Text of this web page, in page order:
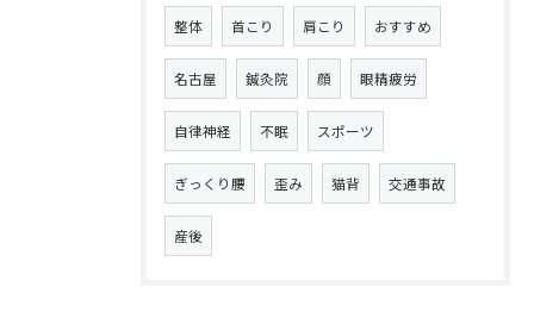
整体 首こり 肩こり おすすめ
名古屋 鍼灸院 顔 眼精疲労
自律神経 不眠 スポーツ
ぎっくり腰 歪み 猫背 交通事故
産後